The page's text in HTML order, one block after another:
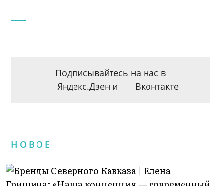
Подписывайтесь на нас в
Яндекс.Дзен и Вконтакте
НОВОЕ